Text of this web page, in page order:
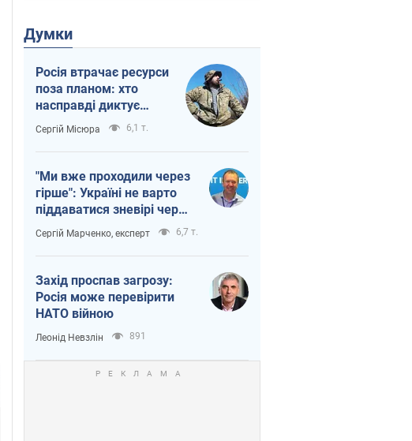
Думки
Росія втрачає ресурси
поза планом: хто
насправді диктує
темп війни
Сергій Місюра 6,1 т.
"Ми вже проходили через
гірше": Україні не варто
піддаватися зневірі через
ракетний терор
Сергій Марченко, експерт 6,7 т.
Захід проспав загрозу:
Росія може перевірити
НАТО війною
Леонід Невзлін 891